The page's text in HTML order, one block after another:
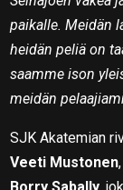
paikalle. Meidän
heidän peliä on
saamme ison
meidän
SJK Akatemian
Veeti Mustonen
Borry Sabally,